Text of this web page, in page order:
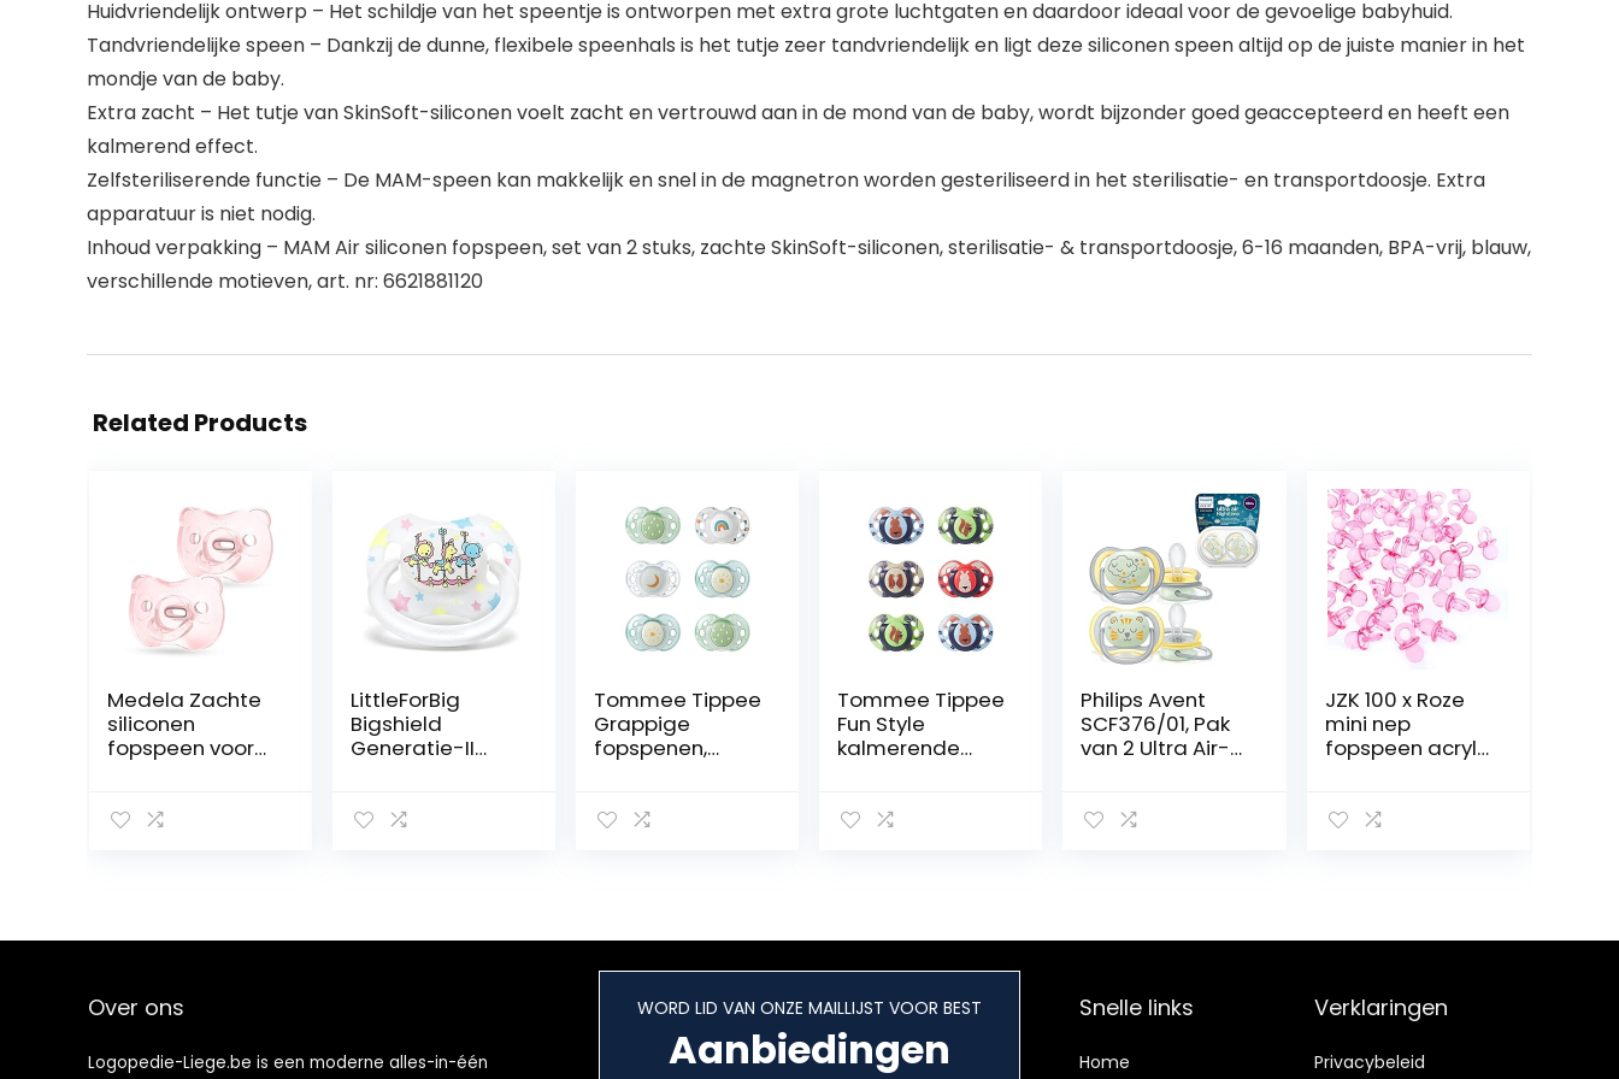
Huidvriendelijk ontwerp – Het schildje van het speentje is ontworpen met extra grote luchtgaten en daardoor ideaal voor de gevoelige babyhuid.
Tandvriendelijke speen – Dankzij de dunne, flexibele speenhals is het tutje zeer tandvriendelijk en ligt deze siliconen speen altijd op de juiste manier in het
mondje van de baby.
Extra zacht – Het tutje van SkinSoft-siliconen voelt zacht en vertrouwd aan in de mond van de baby, wordt bijzonder goed geaccepteerd en heeft een
kalmerend effect.
Zelfsteriliserende functie – De MAM-speen kan makkelijk en snel in de magnetron worden gesteriliseerd in het sterilisatie- en transportdoosje. Extra
apparatuur is niet nodig.
Inhoud verpakking – MAM Air siliconen fopspeen, set van 2 stuks, zachte SkinSoft-siliconen, sterilisatie- & transportdoosje, 6-16 maanden, BPA-vrij, blauw,
verschillende motieven, art. nr: 6621881120
Related Products
Medela Zachte
siliconen
fopspeen voor
stuks
LittleForBig
Bigshield
Generatie-II
Wit Kleine Circus
Tommee Tippee
Grappige
fopspenen,
siliconen, BPA-
Tommee Tippee
Fun Style
kalmerende
kaakvriendelijke
Philips Avent
SCF376/01, Pak
van 2 Ultra Air-
Zachte speen
JZK 100 x Roze
mini nep
fopspeen acryl
decoratie tafel
geboorte
Over ons
Logopedie-Liege.be is een moderne alles-in-één
WORD LID VAN ONZE MAILLIJST VOOR BEST
Aanbiedingen
Snelle links
Home
Verklaringen
Privacybeleid